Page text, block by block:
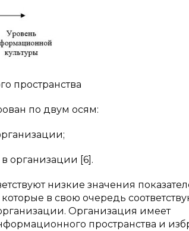
пространства
по двум осям:
организации [6].
низкие значения
в свою очередь
Организация имеет
пространства и